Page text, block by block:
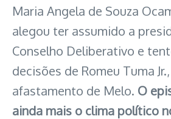
Maria Angela de Souza
alegou ter assumido a
Conselho Deliberativo e
decisões de Romeu Tuma
afastamento de Melo. O
ainda mais o clima político